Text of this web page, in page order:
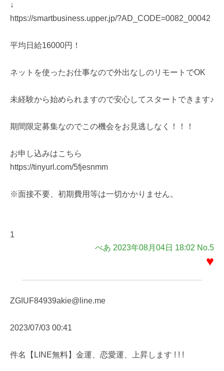
↓
https://smartbusiness.upper.jp/?AD_CODE=0082_00042
平均日給16000円！
ネットを使ったお仕事なので外出なしのリモートでOK
未経験から始められますので安心してスタートできます♪
期間限定募集なのでこの機会をお見逃しなく！！！
お申し込みはこちら
https://tinyurl.com/5fjesnmm
※面接不要、初期費用等は一切かかりません。
1
べあ 2023年08月04日 18:02 No.5
♥
ZGIUF84939akie@line.me
2023/07/03 00:41
件名【LINE無料】金運、恋愛運、上昇します ! ! !